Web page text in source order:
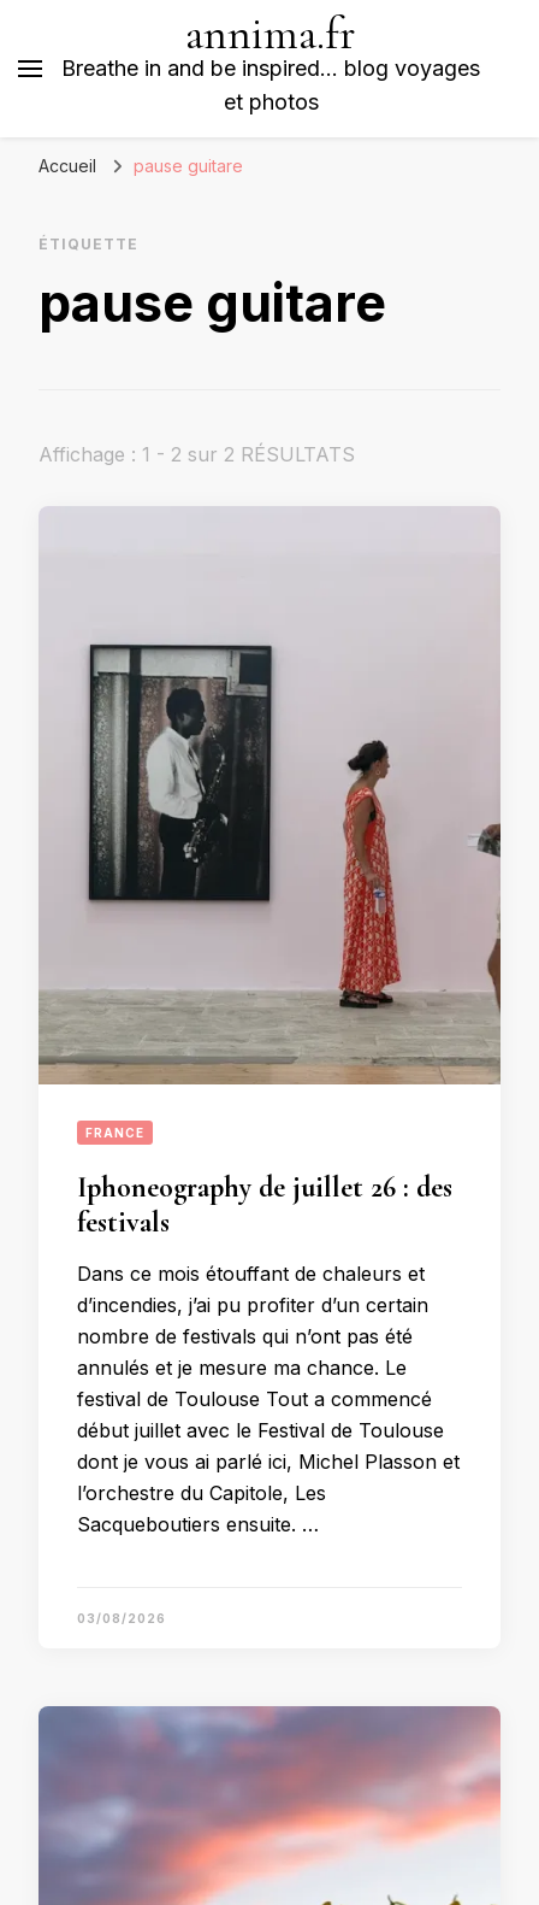
annima.fr
Breathe in and be inspired… blog voyages
et photos
Accueil pause guitare
ÉTIQUETTE
pause guitare
Affichage : 1 - 2 sur 2 RÉSULTATS
FRANCE
Iphoneography de juillet 26 : des
festivals
Dans ce mois étouffant de chaleurs et
d’incendies, j’ai pu profiter d’un certain
nombre de festivals qui n’ont pas été
annulés et je mesure ma chance. Le
festival de Toulouse Tout a commencé
début juillet avec le Festival de Toulouse
dont je vous ai parlé ici, Michel Plasson et
l’orchestre du Capitole, Les
Sacqueboutiers ensuite. …
03/08/2026